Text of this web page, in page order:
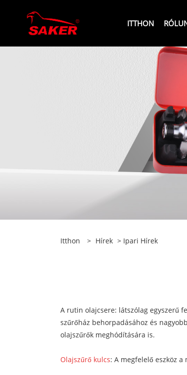
ITTHON
Itthon > Hírek > Ipari Hírek
A rutin olajcsere: látszólag egyszerű
szűrőház behorpadásához és
olajszűrők meghódítására is.
Olajszűrő kulcs: A megfelelő eszköz a